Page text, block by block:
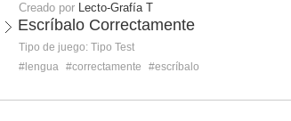
Creado por Lecto-Grafía T
Escríbalo Correctamente
Tipo de juego: Tipo Test
#lengua #correctamente #escríbalo